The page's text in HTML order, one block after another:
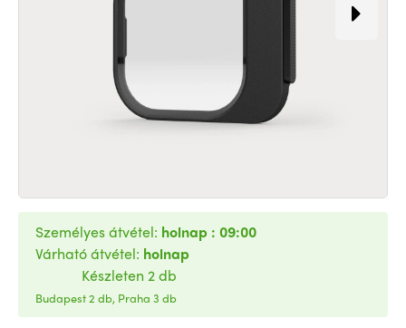
Személyes átvétel: holnap : 09:00
Várható átvétel: holnap
Készleten 2 db
Budapest 2 db, Praha 3 db